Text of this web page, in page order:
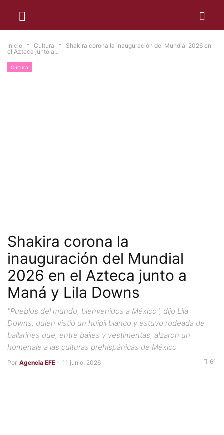
Inicio Cultura
Shakira corona la inauguración del Mundial 2026 en
el Azteca junto a...
Cultura
Shakira corona la
inauguración del Mundial
2026 en el Azteca junto a
Maná y Lila Downs
"Pueblos del mundo, bienvenidos a México", dijo Lila
Downs, quien vistió un huipil blanco y estuvo rodeada de
bailarines que, entre bailes y vestimentas, alzaron un
homenaje a las culturas prehispánicas de México
Por Agencia EFE - 11 junio, 2026 61